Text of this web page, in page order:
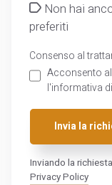
Non hai
preferiti
Consenso al
Acconsento
l'informativa
Invia la
Inviando la
Privacy Policy